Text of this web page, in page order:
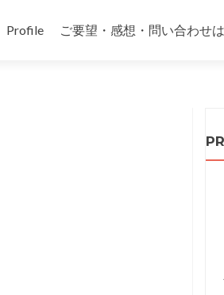
ン
Profile ご要望・感想・問い合わせ